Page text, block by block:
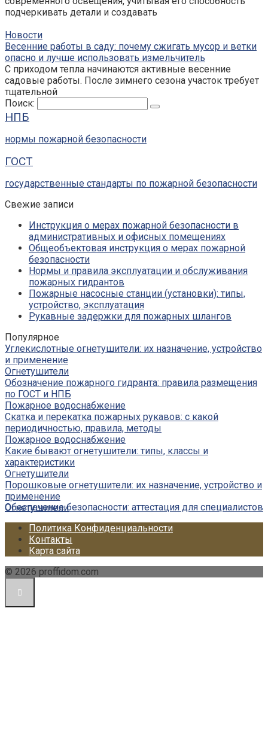
подчеркивать детали и создавать
Новости
Весенние работы в саду: почему сжигать мусор и ветки
опасно и лучше использовать измельчитель
С приходом тепла начинаются активные весенние
садовые работы. После зимнего сезона участок требует
тщательной
Поиск:
НПБ
нормы пожарной безопасности
ГОСТ
государственные стандарты по пожарной безопасности
Свежие записи
Инструкция о мерах пожарной безопасности в
административных и офисных помещениях
Общеобъектовая инструкция о мерах пожарной
безопасности
Нормы и правила эксплуатации и обслуживания
пожарных гидрантов
Пожарные насосные станции (установки): типы,
устройство, эксплуатация
Рукавные задержки для пожарных шлангов
Популярное
Углекислотные огнетушители: их назначение, устройство
и применение
Огнетушители
Обозначение пожарного гидранта: правила размещения
по ГОСТ и НПБ
Пожарное водоснабжение
Скатка и перекатка пожарных рукавов: с какой
периодичностью, правила, методы
Пожарное водоснабжение
Какие бывают огнетушители: типы, классы и
характеристики
Огнетушители
Порошковые огнетушители: их назначение, устройство и
применение
Огнетушители
Обеспечение безопасности: аттестация для специалистов
Политика Конфиденциальности
Контакты
Карта сайта
© 2026 proffidom.com